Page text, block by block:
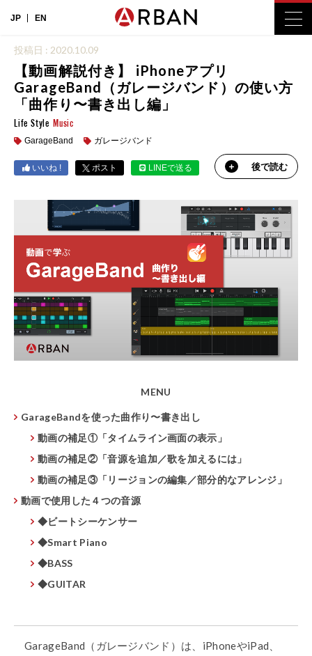
JP EN
投稿日 : 2020.10.09
【動画解説付き】 iPhoneアプリ
GarageBand（ガレージバンド）の使い方
「曲作り〜書き出し編」
Life Style Music
GarageBand ガレージバンド
いいね ! ポスト LINEで送る 後で読む
MENU
GarageBandを使った曲作り〜書き出し
動画の補足①「タイムライン画面の表示」
動画の補足②「音源を追加／歌を加えるには」
動画の補足③「リージョンの編集／部分的なアレンジ」
動画で使用した４つの音源
◆ビートシーケンサー
◆Smart Piano
◆BASS
◆GUITAR
GarageBand （ガレージバンド）は、 iPhoneやiPad